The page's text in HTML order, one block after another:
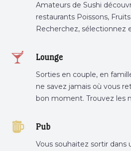
Amateurs de Sushi
restaurants Poissons,
Recherchez, sélectionnez
Lounge
Sorties en couple, en
ne savez jamais où vous
bon moment. Trouvez les
Pub
Vous souhaitez sortir dans